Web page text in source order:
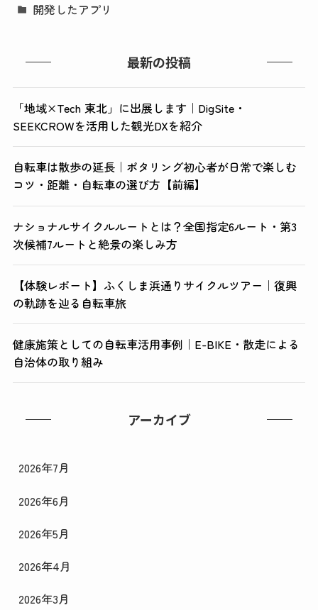
開発したアプリ
最新の投稿
「地域×Tech 東北」に出展します｜DigSite・
SEEKCROWを活用した観光DXを紹介
自転車は散歩の延長｜ポタリング初心者が日常で楽しむ
コツ・距離・自転車の選び方【前編】
ナショナルサイクルルートとは？全国指定6ルート・第3
次候補7ルートと絶景の楽しみ方
【体験レポート】ふくしま浜通りサイクルツアー｜復興
の軌跡を辿る自転車旅
健康施策としての自転車活用事例｜E-BIKE・散走による
自治体の取り組み
アーカイブ
2026年7月
2026年6月
2026年5月
2026年4月
2026年3月